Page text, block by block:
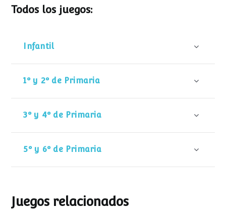
Todos los juegos:
Infantil
1º y 2º de Primaria
3º y 4º de Primaria
5º y 6º de Primaria
Juegos relacionados